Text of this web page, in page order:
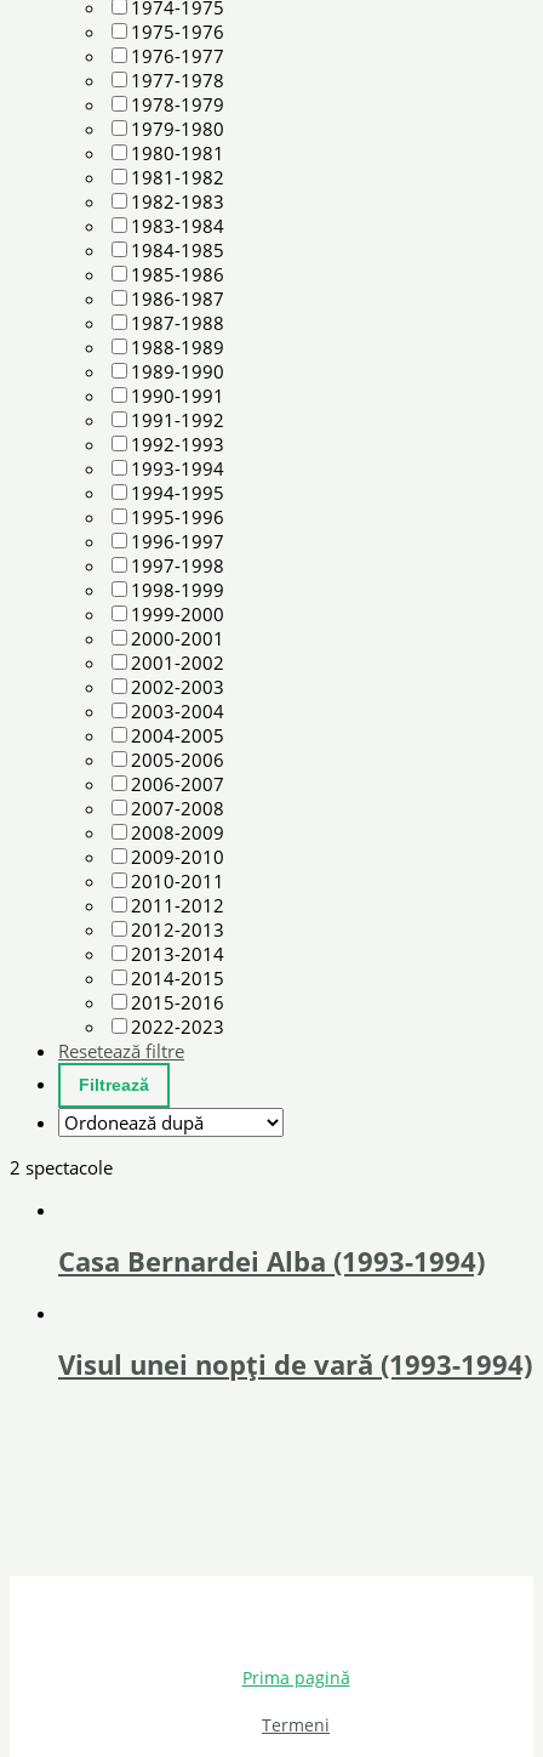
1974-1975
1975-1976
1976-1977
1977-1978
1978-1979
1979-1980
1980-1981
1981-1982
1982-1983
1983-1984
1984-1985
1985-1986
1986-1987
1987-1988
1988-1989
1989-1990
1990-1991
1991-1992
1992-1993
1993-1994
1994-1995
1995-1996
1996-1997
1997-1998
1998-1999
1999-2000
2000-2001
2001-2002
2002-2003
2003-2004
2004-2005
2005-2006
2006-2007
2007-2008
2008-2009
2009-2010
2010-2011
2011-2012
2012-2013
2013-2014
2014-2015
2015-2016
2022-2023
Resetează filtre
2 spectacole
Casa Bernardei Alba (1993-1994)
Visul unei nopți de vară (1993-1994)
Prima pagină
Termeni